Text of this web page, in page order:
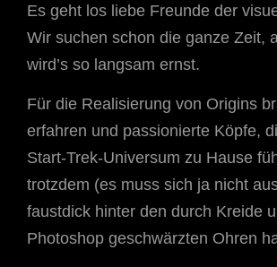
Es geht los liebe Freunde der
Wir suchen schon die ganze Zeit,
wird’s so langsam ernst.
Für die Realisierung von Origins
erfahren und passionierte Köpfe,
Start-Trek-Universum zu Hause
trotzdem (es muss sich ja nicht
faustdick hinter den durch Kreide
Photoshop geschwärzten Ohren